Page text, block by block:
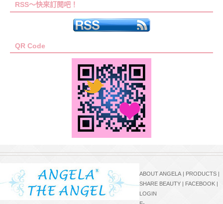
RSS～快來訂閱吧！
QR Code
ABOUT ANGELA PRODUCTS
SHARE BEAUTY
FACEBOOK
LOGIN